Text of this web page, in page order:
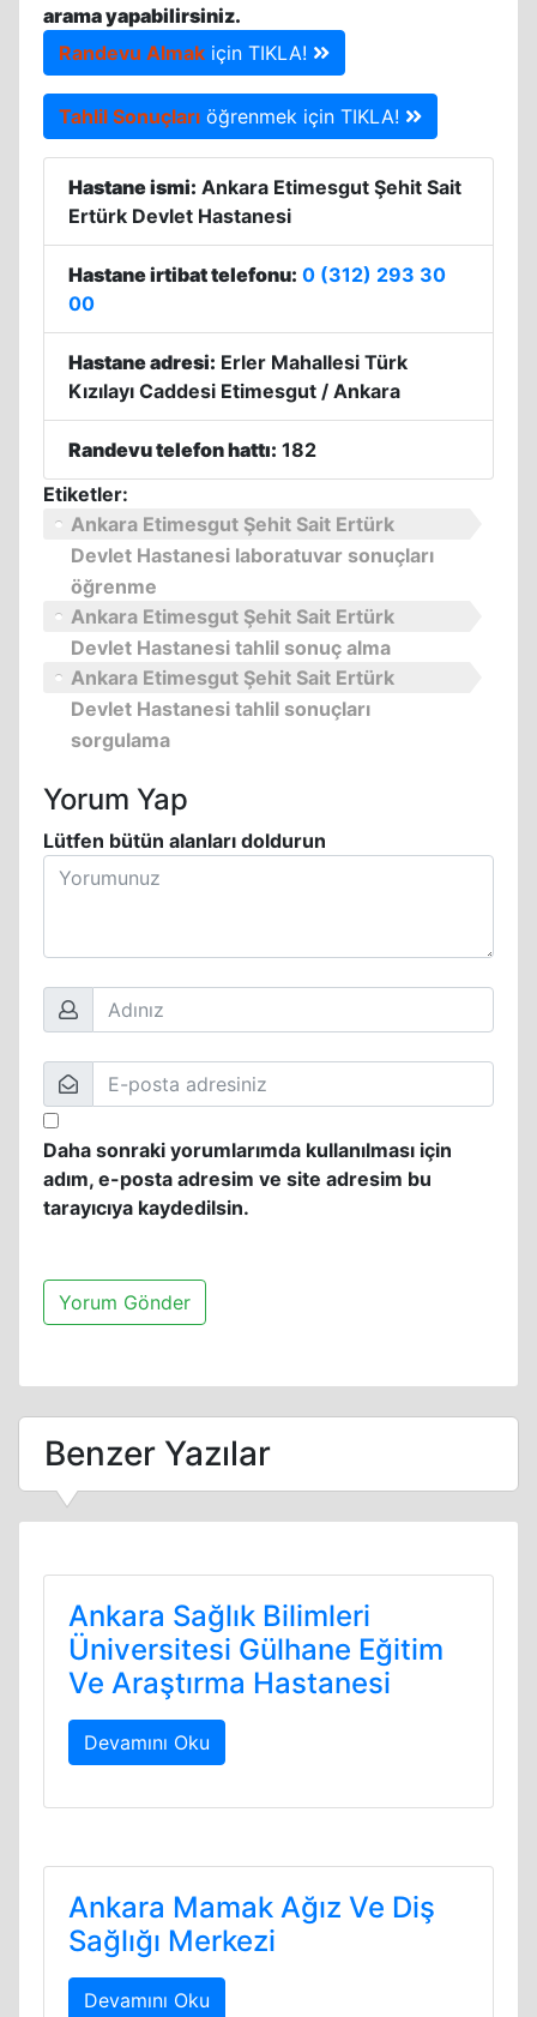
arama yapabilirsiniz.
Randevu Almak için TIKLA!
Tahlil Sonuçları öğrenmek için TIKLA!
Hastane ismi: Ankara Etimesgut Şehit Sait
Ertürk Devlet Hastanesi
Hastane irtibat telefonu: 0 (312) 293 30
00
Hastane adresi: Erler Mahallesi Türk
Kızılayı Caddesi Etimesgut / Ankara
Randevu telefon hattı: 182
Etiketler:
Ankara Etimesgut Şehit Sait Ertürk
Devlet Hastanesi laboratuvar sonuçları
öğrenme
Ankara Etimesgut Şehit Sait Ertürk
Devlet Hastanesi tahlil sonuç alma
Ankara Etimesgut Şehit Sait Ertürk
Devlet Hastanesi tahlil sonuçları
sorgulama
Yorum Yap
Lütfen bütün alanları doldurun
Daha sonraki yorumlarımda kullanılması için
adım, e-posta adresim ve site adresim bu
tarayıcıya kaydedilsin.
Benzer Yazılar
Ankara Sağlık Bilimleri
Üniversitesi Gülhane Eğitim
Ve Araştırma Hastanesi
Devamını Oku
Ankara Mamak Ağız Ve Diş
Sağlığı Merkezi
Devamını Oku